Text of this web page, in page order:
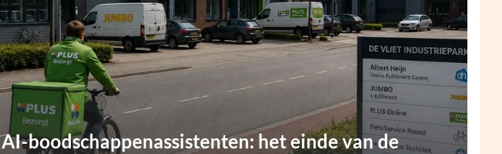
AI-boodschappenassistenten: het einde van de